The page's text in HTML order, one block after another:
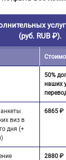
(руб. RUB ₽).
50%
наших
виз в
дня (+
6865 ₽
2880 ₽